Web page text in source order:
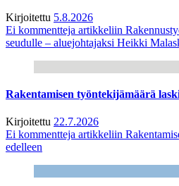
Kirjoitettu 5.8.2026
Ei kommentteja artikkeliin
seudulle – aluejohtajaksi Heikki
Rakentamisen työntekijämäärä
Kirjoitettu 22.7.2026
Ei kommentteja artikkeliin
edelleen